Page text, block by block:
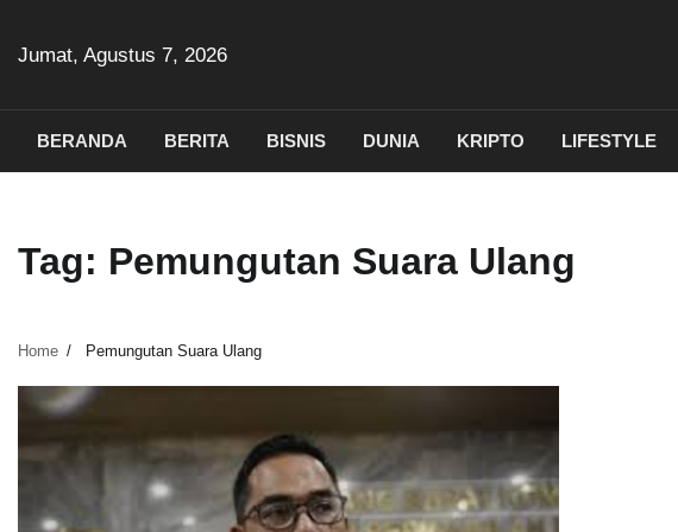
Jumat, Agustus 7, 2026
BERANDA BERITA BISNIS DUNIA KRIPTO LIFESTYLE
Tag: Pemungutan Suara Ulang
Home Pemungutan Suara Ulang